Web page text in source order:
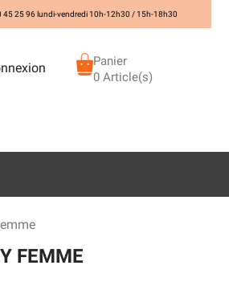
45 25 96 lundi-vendredi 10h-12h30 / 15h-18h30
Panier
0 Article(s)
FEMME